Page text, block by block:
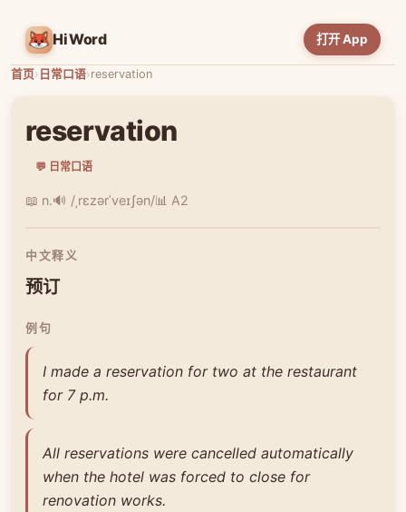
HiWord 打开 App
首页› 日常口语›reservation
reservation
💬 日常口语
📖 n.🔊 /ˌrɛzərˈveɪʃən/📊 A2
中文释义
预订
例句
I made a reservation for two at the restaurant
for 7 p.m.
All reservations were cancelled automatically
when the hotel was forced to close for
renovation works.